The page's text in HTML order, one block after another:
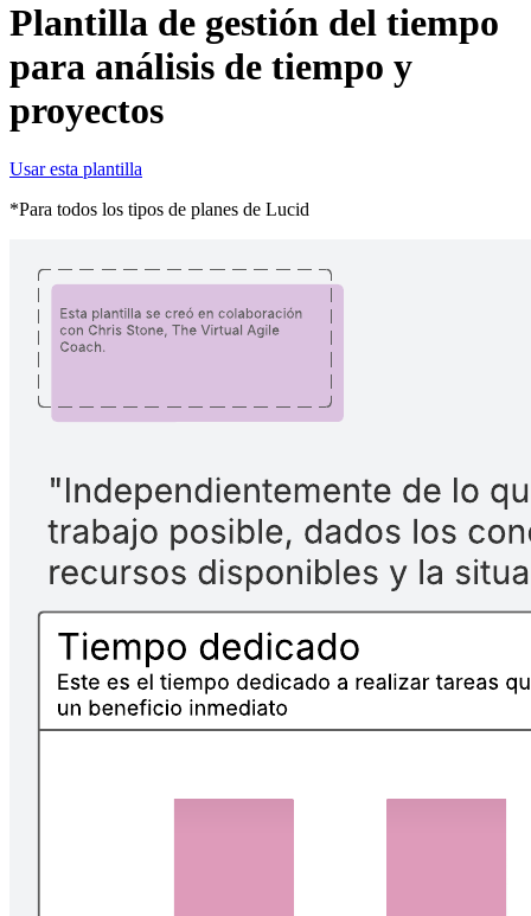
Plantilla de gestión del tiempo
para análisis de tiempo y
proyectos
Usar esta plantilla
*Para todos los tipos de planes de Lucid